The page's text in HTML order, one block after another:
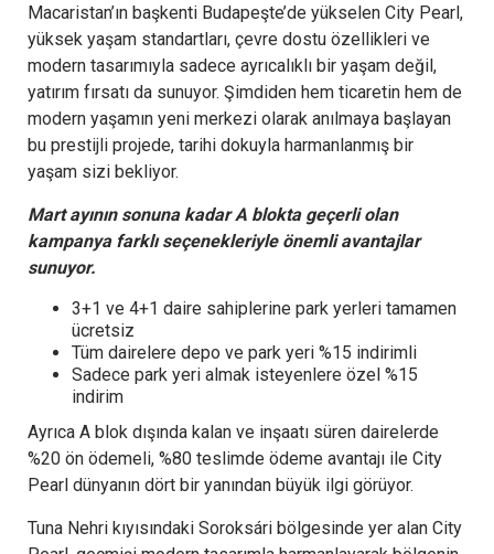
Macaristan’ın başkenti Budapeşte’de yükselen City Pearl,
yüksek yaşam standartları, çevre dostu özellikleri ve
modern tasarımıyla sadece ayrıcalıklı bir yaşam değil,
yatırım fırsatı da sunuyor. Şimdiden hem ticaretin hem de
modern yaşamın yeni merkezi olarak anılmaya başlayan
bu prestijli projede, tarihi dokuyla harmanlanmış bir
yaşam sizi bekliyor.
Mart ayının sonuna kadar A blokta geçerli olan
kampanya farklı seçenekleriyle önemli avantajlar
sunuyor.
3+1 ve 4+1 daire sahiplerine park yerleri tamamen
ücretsiz
Tüm dairelere depo ve park yeri %15 indirimli
Sadece park yeri almak isteyenlere özel %15
indirim
Ayrıca A blok dışında kalan ve inşaatı süren dairelerde
%20 ön ödemeli, %80 teslimde ödeme avantajı ile City
Pearl dünyanın dört bir yanından büyük ilgi görüyor.
Tuna Nehri kıyısındaki Soroksári bölgesinde yer alan City